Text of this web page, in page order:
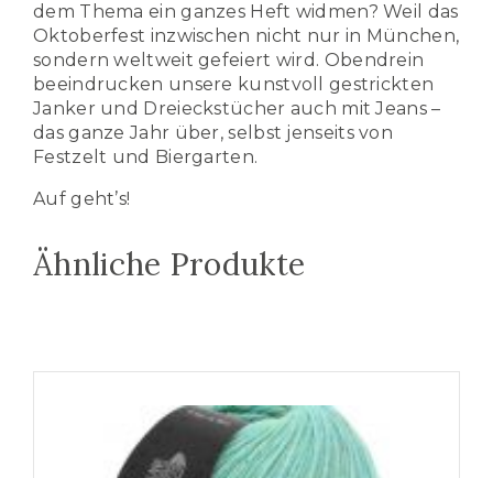
dem Thema ein ganzes Heft widmen? Weil das
Oktoberfest inzwischen nicht nur in München,
sondern weltweit gefeiert wird. Obendrein
beeindrucken unsere kunstvoll gestrickten
Janker und Dreieckstücher auch mit Jeans –
das ganze Jahr über, selbst jenseits von
Festzelt und Biergarten.
Auf geht’s!
Ähnliche Produkte